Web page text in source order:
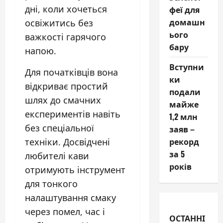
дні, коли хочеться
освіжитись без
важкості гарячого
напою.
Для початківців вона
відкриває простий
шлях до смачних
експериментів навіть
без спеціальної
техніки. Досвідчені
любителі кави
отримують інструмент
для тонкого
налаштування смаку
через помел, час і
феї для
домашн
ього
бару
Вступни
ки
подали
майже
1,2 млн
заяв –
рекорд
за 5
років
ОСТАННІ